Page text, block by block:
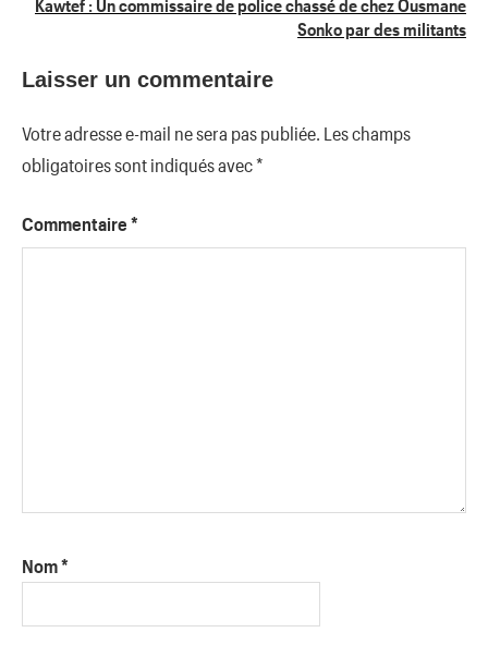
Kawtef : Un commissaire de police chassé de chez Ousmane
Sonko par des militants
Laisser un commentaire
Votre adresse e-mail ne sera pas publiée. Les champs
obligatoires sont indiqués avec*
Commentaire *
Nom*